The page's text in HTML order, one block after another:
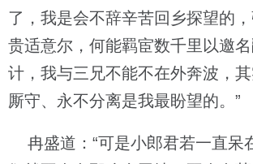
了，我是会不辞辛苦回乡探望的，
贵适意尔，何能羁宦数千里以邀名
计，我与三兄不能不在外奔波，
厮守、永不分离是我最盼望的。”
冉盛道：“可是小郎君若一直呆